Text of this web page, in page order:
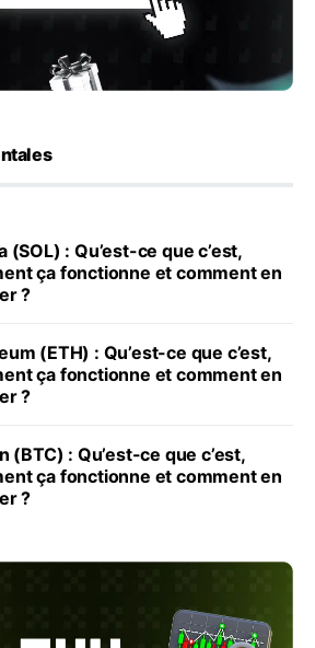
(SOL) : Qu’est-ce que c’est,
ça fonctionne et comment en
?
(ETH) : Qu’est-ce que c’est,
ça fonctionne et comment en
?
(BTC) : Qu’est-ce que c’est,
ça fonctionne et comment en
?